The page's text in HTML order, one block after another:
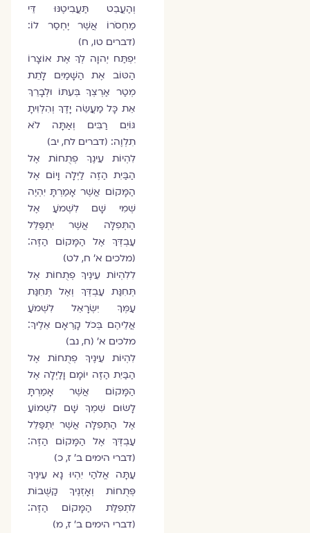
וְהַעֲבֵט תַּעֲבִיטֶנּוּ דֵּי
מַחְסֹרוֹ אֲשֶׁר יֶחְסַר לוֹ:
(דברים טו, ח)
יִפְתַּח יְהוָה לְךָ אֶת אוֹצָרוֹ
הַטּוֹב אֶת הַשָּׁמַיִם לָתֵת
מְטַר אַרְצְךָ בְּעִתּוֹ וּלְבָרֵךְ
אֵת כָּל מַעֲשֵׂה יָדֶךָ וְהִלְוִיתָ
גּוֹיִם רַבִּים וְאַתָּה לֹא
תִלְוֶה: (דברים לח, יב)
לִהְיוֹת עֵינֶךָ פְתֻחוֹת אֶל
הַבַּיִת הַזֶּה לַיְלָה וָיוֹם אֶל
הַמָּקוֹם אֲשֶׁר אָמַרְתָּ יִהְיֶה
שְׁמִי שָׁם לִשְׁמֹעַ אֶל
הַתְּפִלָּה אֲשֶׁר יִתְפַּלֵּל
עַבְדְּךָ אֶל הַמָּקוֹם הַזֶּה׃
(מלכים א’ ח, לט)
לִלִהְיוֹת עֵינֶיךָ פְתֻחוֹת אֶל
תְּחִנַּת עַבְדְּךָ וְאֶל תְּחִנַּת
עַמְּךָ יִשְׂרָאֵל לִשְׁמֹעַ
אֲלֵיהֶם בְּכֹל קָרְאָם אֵלֶיךָ׃
מלכים א’ (ח, נב)
לִהְיוֹת עֵינֶיךָ פְתֻחוֹת אֶל
הַבַּיִת הַזֶּה יוֹמָם וָלַיְלָה אֶל
הַמָּקוֹם אֲשֶׁר אָמַרְתָּ
לָשׂוּם שִׁמְךָ שָׁם לִשְׁמוֹעַ
אֶל הַתְּפִלָּה אֲשֶׁר יִתְפַּלֵּל
עַבְדְּךָ אֶל הַמָּקוֹם הַזֶּה׃
(דברי הימים ב’ ז, כ)
עַתָּה אֱלֹהַי יִהְיוּ נָא עֵינֶיךָ
פְּתֻחוֹת וְאָזְנֶיךָ קַשֻּׁבוֹת
לִתְפִלַּת הַמָּקוֹם הַזֶּה׃
(דברי הימים ב’ ז, מ)